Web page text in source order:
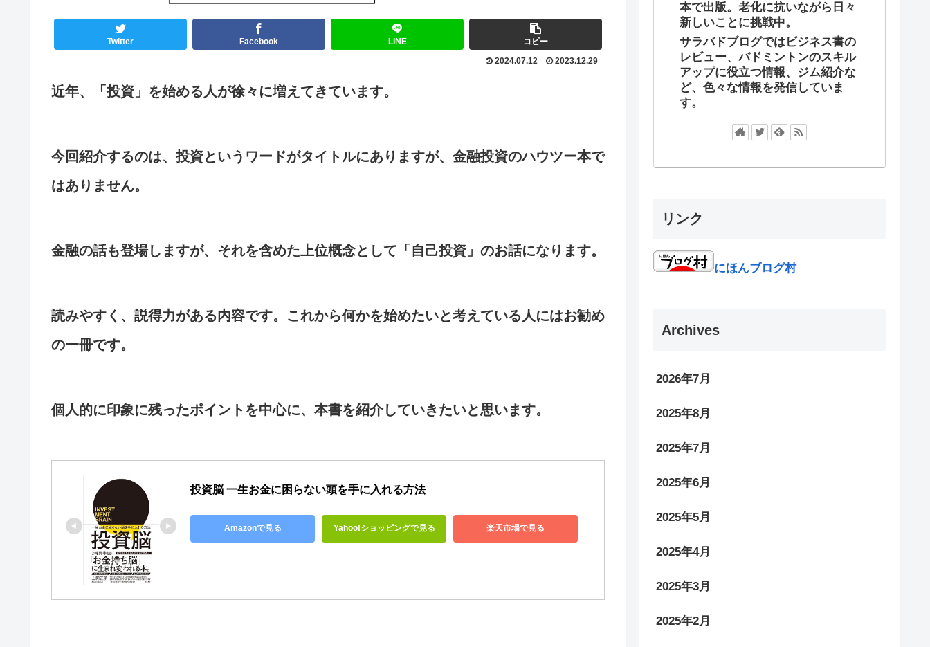
Twitter Facebook LINE
コピー
2024.07.12
2023.12.29
近年、「投資」を始める人が徐々に増えてきています。
今回紹介するのは、投資というワードがタイトルにありますが、金融投資のハウツー本で
はありません。
金融の話も登場しますが、それを含めた上位概念として 「自己投資」 のお話になります。
読みやすく、説得力がある内容です。これから何かを始めたいと考えている人にはお勧め
の一冊です。
個人的に印象に残ったポイントを中心に、本書を紹介していきたいと思います。
投資脳 一生お金に困らない頭を手に入れる方法
Amazonで見る Yahoo!ショッピングで見る 楽天市場で見る
本で出版。老化に抗いながら日々
新しいことに挑戦中。
サラバドブログではビジネス書の
レビュー、バドミントンのスキル
アップに役立つ情報、ジム紹介な
ど、色々な情報を発信していま
す。
リンク
にほんブログ村
Archives
2026年7月
2025年8月
2025年7月
2025年6月
2025年5月
2025年4月
2025年3月
2025年2月